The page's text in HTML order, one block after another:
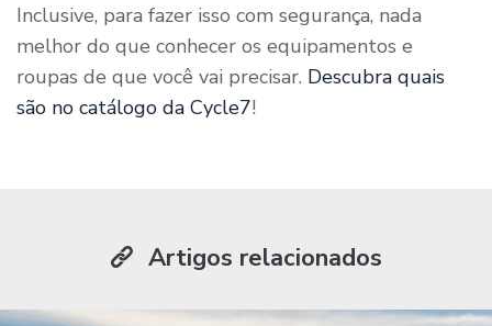
Inclusive, para fazer isso com segurança, nada
melhor do que conhecer os equipamentos e
roupas de que você vai precisar. Descubra quais
são no catálogo da Cycle7!
Artigos relacionados